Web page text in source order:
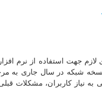
جهت استفاده از نرم
نسخه شبکه در سال جاری به
نیاز کاربران، مشکلات